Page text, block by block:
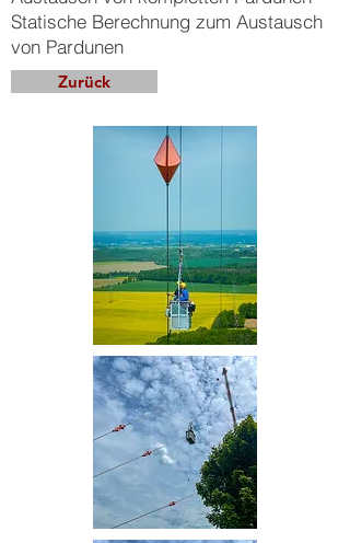
Statische Berechnung zum Austausch
von Pardunen
Zurück